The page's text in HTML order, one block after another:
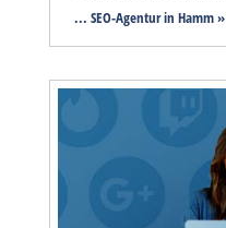
... SEO-Agenturin Hamm »